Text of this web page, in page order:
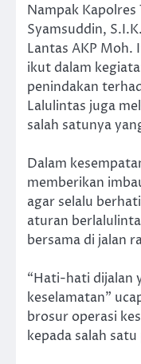
Nampak Kapolres
Syamsuddin,
Lantas AKP Moh.
ikut dalam
penindakan
Lalulintas juga
salah satunya
Dalam
memberikan
agar selalu
aturan
bersama di jalan
“Hati-hati dijalan
keselamatan”
brosur operasi
kepada salah